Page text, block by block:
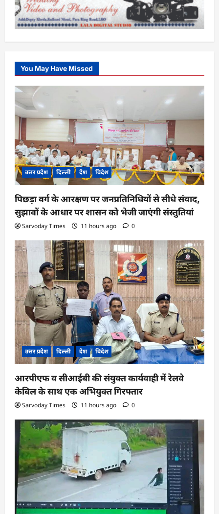
You May Have Missed
उत्तर प्रदेश दिल्ली देश विदेश
पिछड़ा वर्ग के आरक्षण पर जनप्रतिनिधियों से सीधे संवाद,
सुझावों के आधार पर शासन को भेजी जाएंगी संस्तुतियां
Sarvoday Times 11 hours ago 0
उत्तर प्रदेश दिल्ली देश विदेश
आरपीएफ व सीआईबी की संयुक्त कार्यवाही में रेलवे
केबिल के साथ एक अभियुक्त गिरफ्तार
Sarvoday Times 11 hours ago 0